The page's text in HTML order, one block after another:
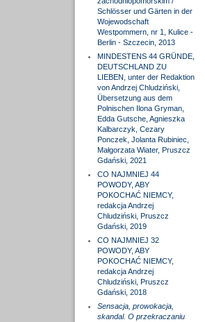
Schlösser und Gärten in der
Wojewodschaft
Westpommern, nr 1, Kulice -
Berlin - Szczecin, 2013
MINDESTENS 44 GRÜNDE,
DEUTSCHLAND ZU
LIEBEN, unter der Redaktion
von Andrzej Chludziński,
Übersetzung aus dem
Polnischen Ilona Gryman,
Edda Gutsche, Agnieszka
Kalbarczyk, Cezary
Ponczek, Jolanta Rubiniec,
Małgorzata Wiater, Pruszcz
Gdański, 2021
CO NAJMNIEJ 44
POWODY, ABY
POKOCHAĆ NIEMCY,
redakcja Andrzej
Chludziński, Pruszcz
Gdański, 2019
CO NAJMNIEJ 32
POWODY, ABY
POKOCHAĆ NIEMCY,
redakcja Andrzej
Chludziński, Pruszcz
Gdański, 2018
Sensacja, prowokacja,
skandal. O przekraczaniu